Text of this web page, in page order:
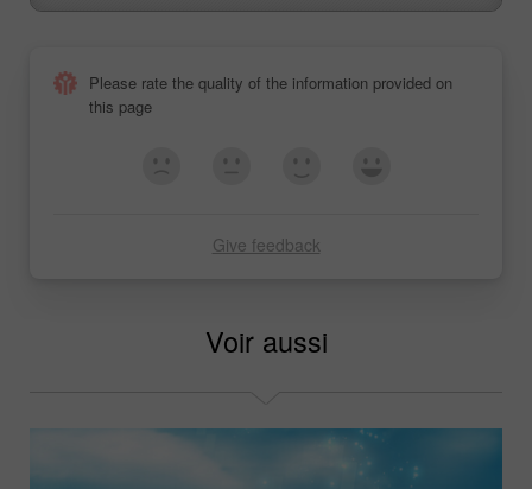
Please rate the quality of the information provided on
this page
Give feedback
Voir aussi